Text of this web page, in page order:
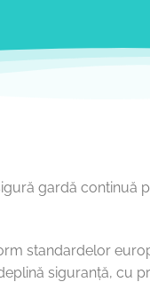
gardă
standardelor
siguranță, cu